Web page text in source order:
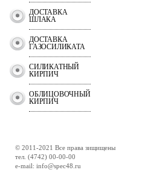
ДОСТАВКА
ШЛАКА
ДОСТАВКА
ГАЗОСИЛИКАТА
СИЛИКАТНЫЙ
КИРПИЧ
ОБЛИЦОВОЧНЫЙ
КИРПИЧ
© 2011-2021 Все права зищищены
тел. (4742) 00-00-00
e-mail: info@spec48.ru